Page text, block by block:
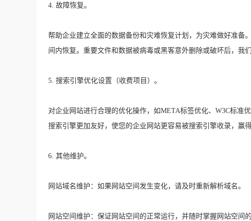
4. 故障恢复。
帮助企业建立全面的数据备份和灾难恢复计划，为灾难做好准备
间内恢复。重要文件和数据被病毒或黑客意外删除或破坏后，我
5. 搜索引擎优化设置（收费项目）。
对企业网站进行合理的优化操作，如META标签优化、W3C标准
搜索引擎更加友好，使您的企业网站更容易被搜索引擎收录，赢
6. 其他维护。
网站域名维护：如果网站空间发生变化，请及时重新解析域名。
网站空间维护：保证网站空间的正常运行，并随时掌握网站空间